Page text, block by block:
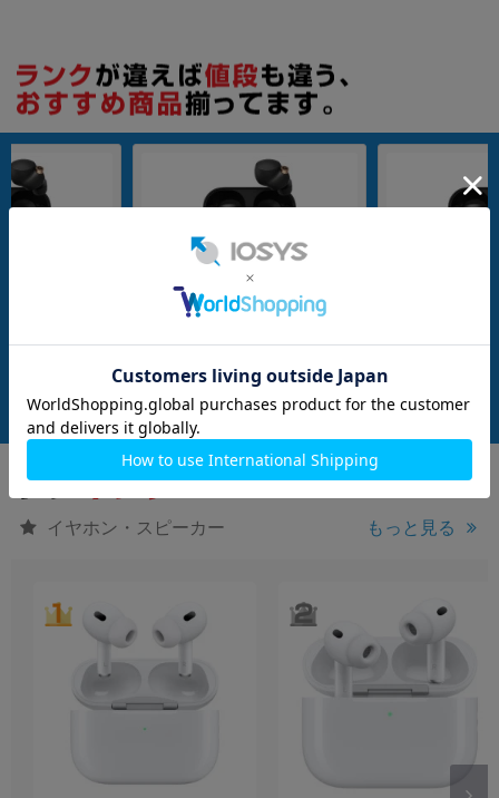
6,980 (税込)
WF-1000XM4 ブラック
在庫数：8
中古Cランク 5,980 未使用品
イヤホン・スピーカー もっと見る